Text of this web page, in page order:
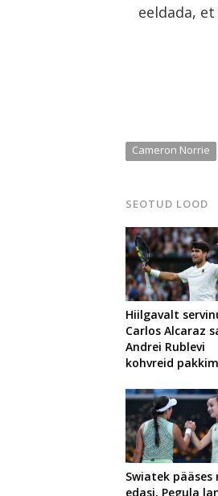
eeldada,
Cameron Norrie
SEOTUD LOOD
Hiilgavalt
Carlos Alcaraz
Andrei Rublevi
kohvreid
Swiatek pääses
edasi, Pegula